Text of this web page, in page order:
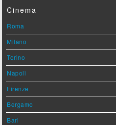
Cinema
Roma
Milano
Torino
Napoli
Firenze
Bergamo
Bari